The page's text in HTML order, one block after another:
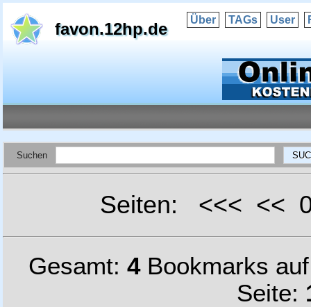
favon.12hp.de Über TAGs User
Suchen
Seiten: <<< <<
Gesamt: 4Bookmarks
Seite: